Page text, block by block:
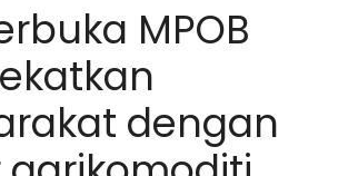
MPOB
dengan